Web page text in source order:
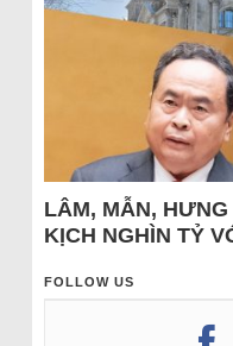
LÂM, MẪN,
KỊCH NGHÌN TỶ
FOLLOW US